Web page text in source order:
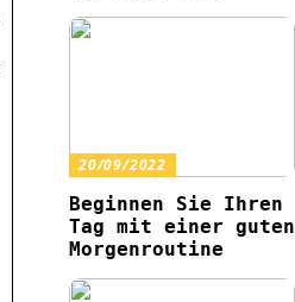
20/09/2022
Beginnen Sie Ihren
Tag mit einer guten
Morgenroutine